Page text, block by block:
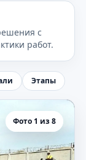
с
работ.
Этапы
Фото 1 из 8